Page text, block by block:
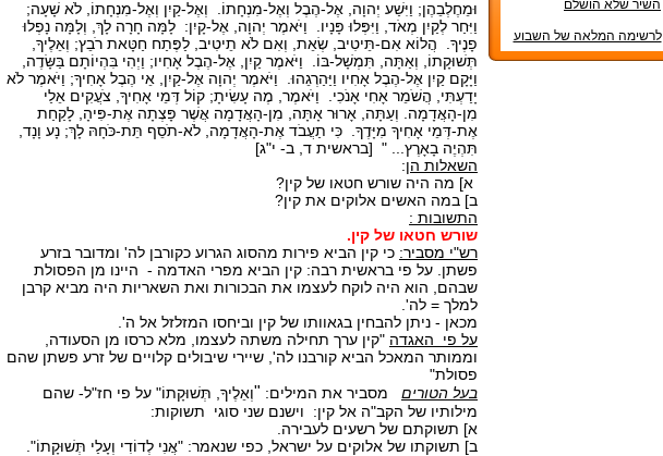
השיר שלא הושלם
לרשימה המלאה של השבוע
וּמֵחֶלְבֵהֶן; וַיִּשַׁע יְהוָה, אֶל-הֶבֶל וְאֶל-מִנְחָתוֹ. וְאֶל-קַיִן וְאֶל-מִנְחָתוֹ, לֹא שָׁעָה;
וַיִּחַר לְקַיִן מְאֹד, וַיִּפְּלוּ פָּנָיו. וַיֹּאמֶר יְהוָה, אֶל-קָיִן: לָמָּה חָרָה לָךְ, וְלָמָּה נָפְלוּ
פָנֶיךָ. הֲלוֹא אִם-תֵּיטִיב, שְׂאֵת, וְאִם לֹא תֵיטִיב, לַפֶּתַח חַטָּאת רֹבֵץ; וְאֵלֶיךָ,
תְּשׁוּקָתוֹ, וְאַתָּה, תִּמְשָׁל-בּוֹ. וַיֹּאמֶר קַיִן, אֶל-הֶבֶל אָחִיו; וַיְהִי בִּהְיוֹתָם בַּשָּׂדֶה,
וַיָּקָם קַיִן אֶל-הֶבֶל אָחִיו וַיַּהַרְגֵהוּ. וַיֹּאמֶר יְהוָה אֶל-קַיִן, אֵי הֶבֶל אָחִיךָ; וַיֹּאמֶר לֹא
יָדַעְתִּי, הֲשֹׁמֵר אָחִי אָנֹכִי. וַיֹּאמֶר, מֶה עָשִׂיתָ; קוֹל דְּמֵי אָחִיךָ, צֹעֲקִים אֵלַי
מִן-הָאֲדָמָה. וְעַתָּה, אָרוּר אָתָּה, מִן-הָאֲדָמָה אֲשֶׁר פָּצְתָה אֶת-פִּיהָ, לָקַחַת
אֶת-דְּמֵי אָחִיךָ מִיָּדֶךָ. כִּי תַעֲבֹד אֶת-הָאֲדָמָה, לֹא-תֹסֵף תֵּת-כֹּחָהּ לָךְ; נָע וָנָד,
תִּהְיֶה בָאָרֶץ... " [בראשית ד, ב- י"ג]
השאלות הן:
א] מה היה שורש חטאו של קין?
ב] במה האשים אלוקים את קין?
התשובות :
שורש חטאו של קין.
רש"י מסביר: כי קין הביא פירות מהסוג הגרוע כקורבן לה' ומדובר בזרע
פשתן. על פי בראשית רבה: קין הביא מפרי האדמה - היינו מן הפסולת
שבהם, הוא היה לוקח לעצמו את הבכורות ואת השאריות היה מביא קרבן
למלך = לה'.
מכאן - ניתן להבחין בגאוותו של קין וביחסו המזלזל אל ה'.
על פי האגדה "קין ערך תחילה משתה לעצמו, מלא כרסו מן הסעודה,
וממותר המאכל הביא קורבנו לה', שיירי שיבולים קלויים של זרע פשתן שהם
פסולת"
בעל הטורים מסביר את המילים: "וְאֵלֶיךָ, תְּשׁוּקָתוֹ" על פי חז"ל- שהם
מילותיו של הקב"ה אל קין: וישנם שני סוגי תשוקות:
א] תשוקתם של רשעים לעבירה.
ב] תשוקתו של אלוקים על ישראל, כפי שנאמר: "אֲנִי לְדוֹדִי וְעָלַי תְּשׁוּקָתוֹ".